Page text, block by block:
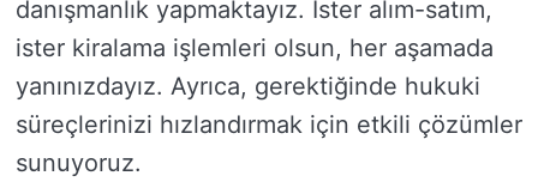
danışmanlık yapmaktayız. İster alım-satım,
ister kiralama işlemleri olsun, her aşamada
yanınızdayız. Ayrıca, gerektiğinde hukuki
süreçlerinizi hızlandırmak için etkili çözümler
sunuyoruz.